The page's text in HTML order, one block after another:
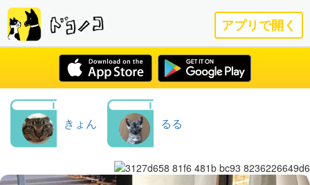
アプリで開く
きょん るる